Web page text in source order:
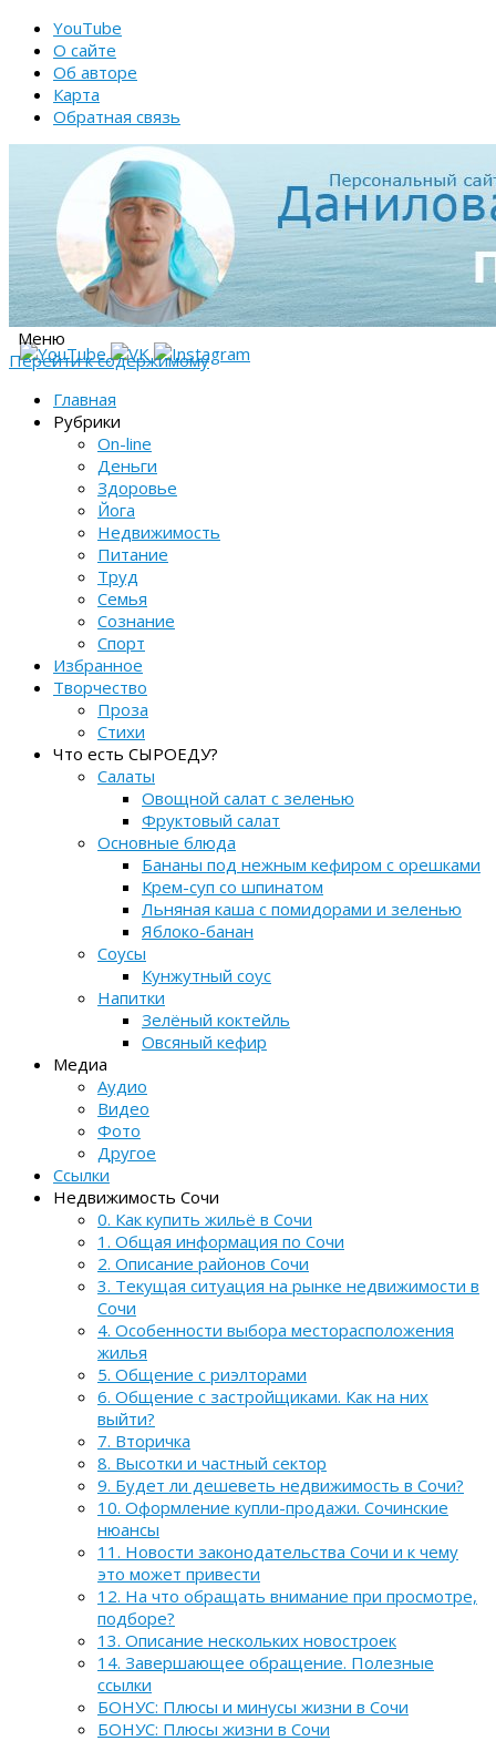
YouTube
О сайте
Об авторе
Карта
Обратная связь
Меню
Перейти к содержимому
Главная
Рубрики
On-line
Деньги
Здоровье
Йога
Недвижимость
Питание
Труд
Семья
Сознание
Спорт
Избранное
Творчество
Проза
Стихи
Что есть СЫРОЕДУ?
Салаты
Овощной салат с зеленью
Фруктовый салат
Основные блюда
Бананы под нежным кефиром с орешками
Крем-суп со шпинатом
Льняная каша с помидорами и зеленью
Яблоко-банан
Соусы
Кунжутный соус
Напитки
Зелёный коктейль
Овсяный кефир
Медиа
Аудио
Видео
Фото
Другое
Ссылки
Недвижимость Сочи
0. Как купить жильё в Сочи
1. Общая информация по Сочи
2. Описание районов Сочи
3. Текущая ситуация на рынке недвижимости в
Сочи
4. Особенности выбора месторасположения
жилья
5. Общение с риэлторами
6. Общение с застройщиками. Как на них
выйти?
7. Вторичка
8. Высотки и частный сектор
9. Будет ли дешеветь недвижимость в Сочи?
10. Оформление купли-продажи. Сочинские
нюансы
11. Новости законодательства Сочи и к чему
это может привести
12. На что обращать внимание при просмотре,
подборе?
13. Описание нескольких новостроек
14. Завершающее обращение. Полезные
ссылки
БОНУС: Плюсы и минусы жизни в Сочи
БОНУС: Плюсы жизни в Сочи